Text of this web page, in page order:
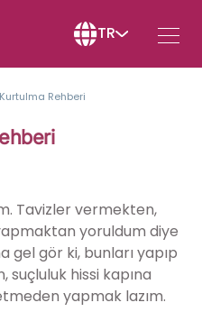
TR
Rehberi
Tavizler vermekten,
yoruldum diye
gel gör ki, bunları yapıp
hissi kapına
yapmak lazım.